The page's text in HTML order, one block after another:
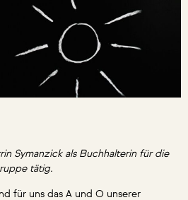
Symanzick als Buchhalterin für die
tätig.
für uns das A und O unserer